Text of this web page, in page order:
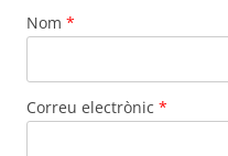
Nom *
Correu electrònic *